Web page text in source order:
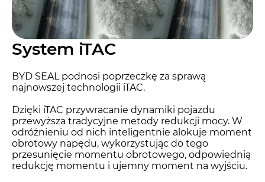
System iTAC
BYD SEAL podnosi poprzeczkę za sprawą
najnowszej technologii iTAC.
Dzięki iTAC przywracanie dynamiki pojazdu
przewyższa tradycyjne metody redukcji mocy. W
odróżnieniu od nich inteligentnie alokuje moment
obrotowy napędu, wykorzystując do tego
przesunięcie momentu obrotowego, odpowiednią
redukcję momentu i ujemny moment na wyjściu.